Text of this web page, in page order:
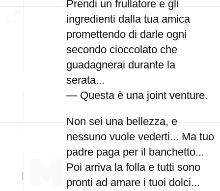
Prendi un frullatore e gli
ingredienti dalla tua amica
promettendo di darle ogni
secondo cioccolato che
guadagnerai durante la
serata...
— Questa è una joint venture.
Non sei una bellezza, e
nessuno vuole vederti... Ma tuo
padre paga per il banchetto...
Poi arriva la folla e tutti sono
pronti ad amare i tuoi dolci...